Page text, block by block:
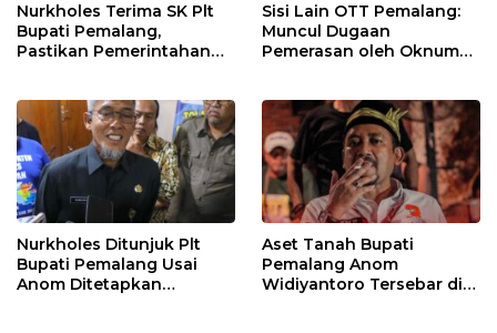
Nurkholes Terima SK Plt
Bupati Pemalang,
Pastikan Pemerintahan
Sisi Lain OTT Pemalang:
Muncul Dugaan
Pemerasan oleh Oknum
Nurkholes Ditunjuk Plt
Bupati Pemalang Usai
Anom Ditetapkan
Aset Tanah Bupati
Pemalang Anom
Widiyantoro Tersebar di